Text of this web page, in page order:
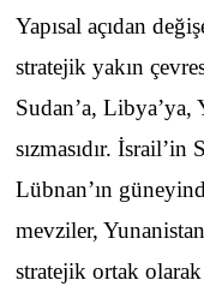
Yapısal açıdan
stratejik yakın
Sudan’a,
sızmasıdır. İsrail’in
Lübnan’ın
mevziler,
stratejik ortak